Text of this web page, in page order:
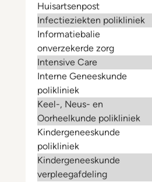
Huisartsenpost
Infectieziekten polikliniek
Informatiebalie
onverzekerde zorg
Intensive Care
Interne Geneeskunde
polikliniek
Keel-, Neus- en
Oorheelkunde polikliniek
Kindergeneeskunde
polikliniek
Kindergeneeskunde
verpleegafdeling